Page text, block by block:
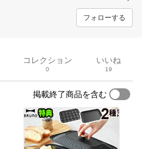
フォローする
コレクション
0
いいね
19
掲載終了商品を含む